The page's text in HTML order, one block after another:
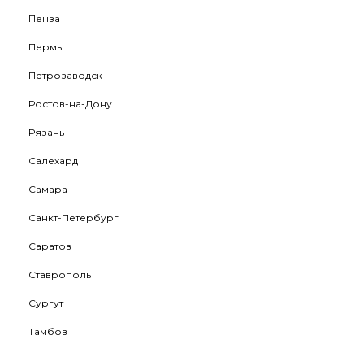
Пенза
Пермь
Петрозаводск
Ростов-на-Дону
Рязань
Салехард
Самара
Санкт-Петербург
Саратов
Ставрополь
Сургут
Тамбов